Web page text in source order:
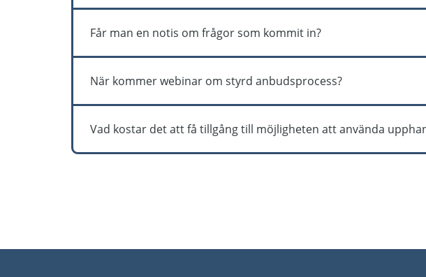
Får man en notis om frågor som kommit in?
När kommer webinar om styrd anbudsprocess?
Vad kostar det att få tillgång till möjligheten att använda